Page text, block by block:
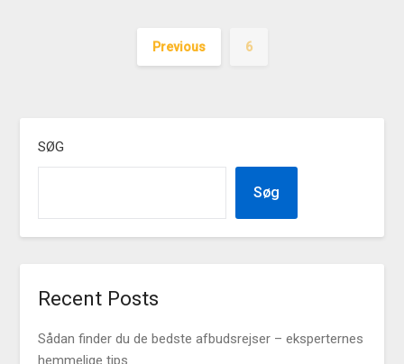
Previous 6
SØG
Søg
Recent Posts
Sådan finder du de bedste afbudsrejser – eksperternes